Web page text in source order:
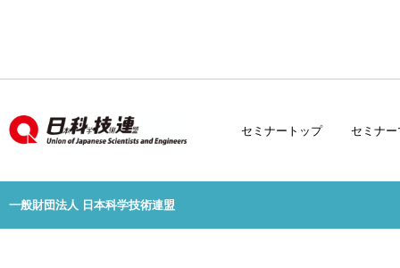
セミナートップ セミナ
一般財団法人 日本科学技術連盟